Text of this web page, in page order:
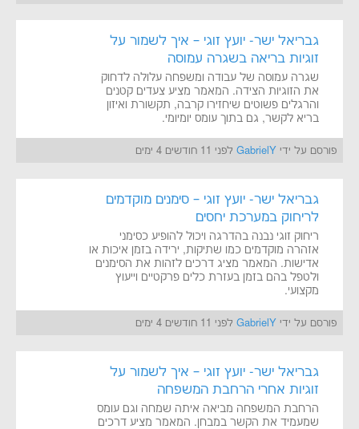
גבריאל ישר- יועץ זוגי – איך לשמור על
זוגיות בריאה בשגרה עמוסה
שגרה עמוסה של עבודה ומשפחה עלולה לדחוק
את הזוגיות הצידה. המאמר מציע צעדים קטנים
והרגלים פשוטים שיחזירו קרבה, תקשורת ואיזון
בריא לקשר, גם בתוך עומס יומיומי.
פורסם על ידי GabrielY לפני 11 חודשים 4 ימים
גבריאל ישר- יועץ זוגי – סימנים מוקדמים
לריחוק במערכת יחסים
ריחוק זוגי נבנה בהדרגה ויכול להופיע כסימני
אזהרה מוקדמים כמו שתיקות, ירידה בזמן איכות או
אדישות. המאמר מציג דרכים לזהות את הסימנים
ולטפל בהם בזמן בעזרת כלים פרקטיים וייעוץ
מקצועי.
פורסם על ידי GabrielY לפני 11 חודשים 4 ימים
גבריאל ישר- יועץ זוגי – איך לשמור על
זוגיות אחרי הרחבת המשפחה
הרחבת המשפחה מביאה איתה שמחה וגם עומס
שמעמיד את הקשר במבחן. המאמר מציע דרכים